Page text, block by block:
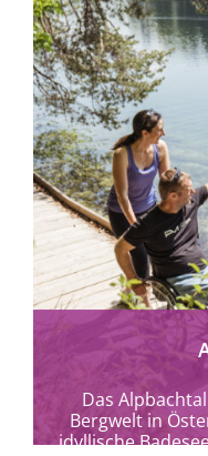
Das
Bergwelt in
idyllische